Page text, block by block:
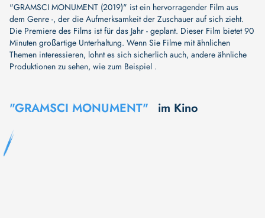
"GRAMSCI MONUMENT (2019)" ist ein hervorragender Film aus
dem Genre -, der die Aufmerksamkeit der Zuschauer auf sich zieht.
Die Premiere des Films ist für das Jahr - geplant. Dieser Film bietet 90
Minuten großartige Unterhaltung. Wenn Sie Filme mit ähnlichen
Themen interessieren, lohnt es sich sicherlich auch, andere ähnliche
Produktionen zu sehen, wie zum Beispiel .
"GRAMSCI MONUMENT" im Kino